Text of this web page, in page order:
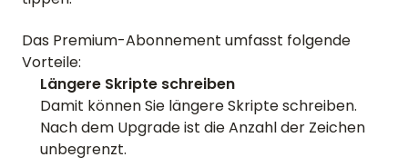
Das Premium-Abonnement umfasst folgende
Vorteile:
Längere Skripte schreiben
Damit können Sie längere Skripte schreiben.
Nach dem Upgrade ist die Anzahl der Zeichen
unbegrenzt.